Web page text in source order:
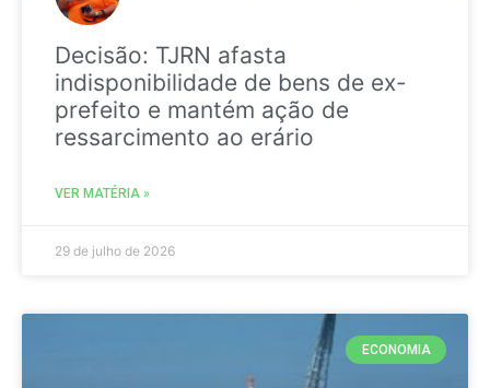
Decisão: TJRN afasta
indisponibilidade de bens de ex-
prefeito e mantém ação de
ressarcimento ao erário
VER MATÉRIA »
29 de julho de 2026
ECONOMIA